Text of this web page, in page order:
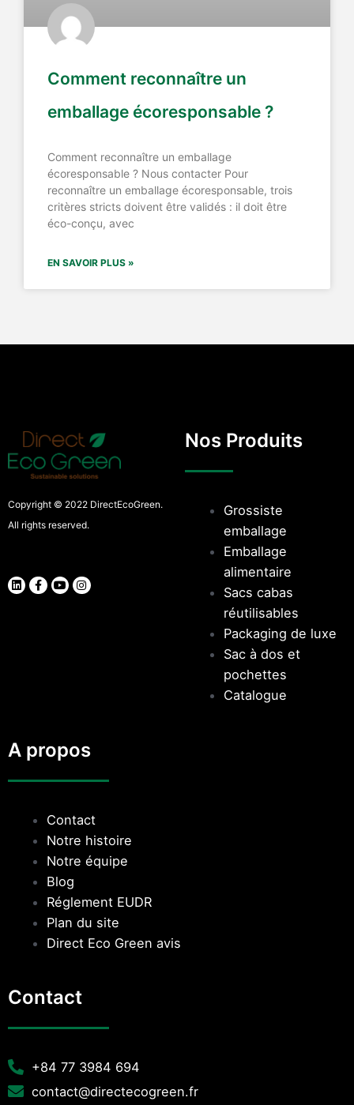
Comment reconnaître un
emballage écoresponsable ?
Comment reconnaître un emballage
écoresponsable ? Nous contacter Pour
reconnaître un emballage écoresponsable, trois
critères stricts doivent être validés : il doit être
éco-conçu, avec
EN SAVOIR PLUS »
Copyright © 2022 DirectEcoGreen.
All rights reserved.
Nos Produits
Grossiste
emballage
Emballage
alimentaire
Sacs cabas
réutilisables
Packaging de luxe
Sac à dos et
pochettes
Catalogue
A propos
Contact
Notre histoire
Notre équipe
Blog
Réglement EUDR
Plan du site
Direct Eco Green avis
Contact
+84 77 3984 694
contact@directecogreen.fr